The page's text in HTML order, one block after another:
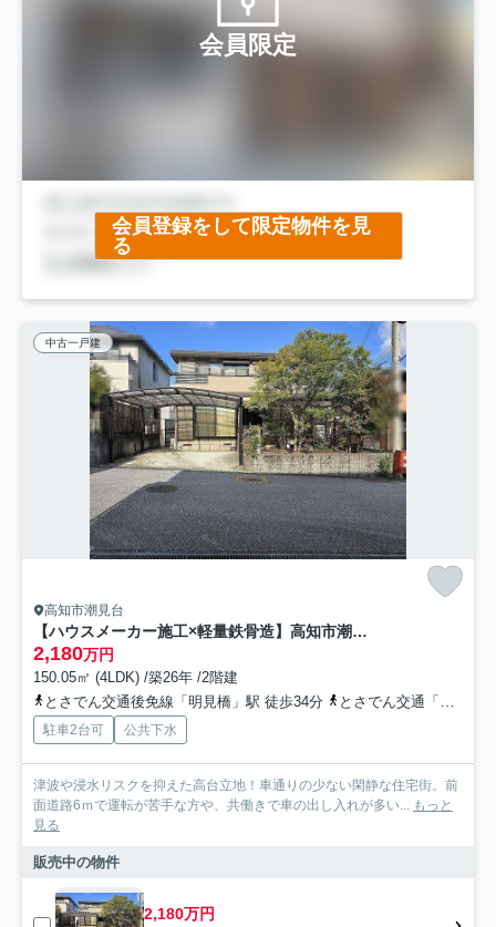
会員限定
会員登録をして限定物件を見
る
中古一戸建
高知市潮見台
【ハウスメーカー施工×軽量鉄骨造】高知市潮見台3丁目 中古一戸建て
2,180万円
150.05㎡ (4LDK) /築26年 /2階建
とさでん交通後免線「明見橋」駅 徒歩34分
とさでん交通「潮見台ターミナル」バス停下車 徒歩2分
駐車2台可 公共下水
津波や浸水リスクを抑えた高台立地！車通りの少ない閑静な住宅街。前
面道路6ｍで運転が苦手な方や、共働きで車の出し入れが多い... もっと
見る
販売中の物件
2,180万円